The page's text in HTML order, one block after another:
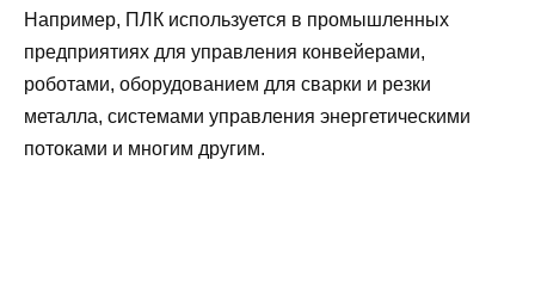
Например, ПЛК используется в промышленных
предприятиях для управления конвейерами,
роботами, оборудованием для сварки и резки
металла, системами управления энергетическими
потоками и многим другим.